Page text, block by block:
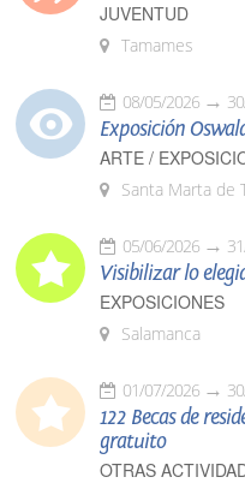
JUVENTUD
Tamames
08/05/2026
Exposición
ARTE /
Santa Marta de
05/06/2026
Visibilizar lo
EXPOSICIONES
Salamanca
01/07/2026
122 Becas de
gratuito
OTRAS